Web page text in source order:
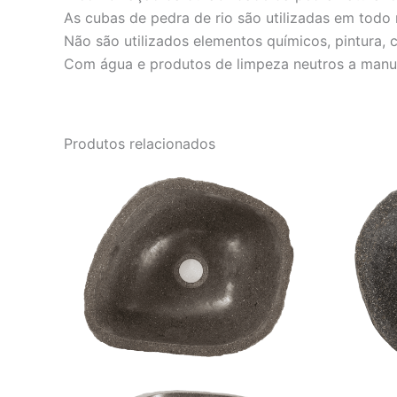
As cubas de pedra de rio são utilizadas em
Não são utilizados elementos químicos, pintura,
Com água e produtos de limpeza neutros a
Produtos relacionados
preço
original
era:
R$ 2.001,00.
preço
atual
é:
R$ 1.667,00.